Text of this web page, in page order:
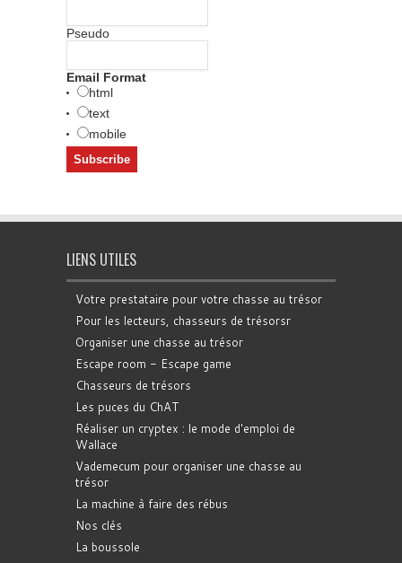
Pseudo
Email Format
html
text
mobile
LIENS UTILES
Votre prestataire pour votre chasse au trésor
Pour les lecteurs, chasseurs de trésorsr
Organiser une chasse au trésor
Escape room - Escape game
Chasseurs de trésors
Les puces du ChAT
Réaliser un cryptex : le mode d'emploi de
Wallace
Vademecum pour organiser une chasse au
trésor
La machine à faire des rébus
Nos clés
La boussole